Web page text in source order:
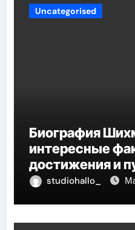
Uncategorised
Биография
интересные
достижения и
studiohallo_